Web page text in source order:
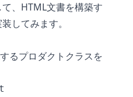
、HTML文書を構築す
してみます。
るプロダクトクラスを